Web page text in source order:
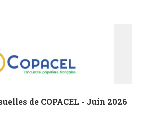
de COPACEL - Juin 2026